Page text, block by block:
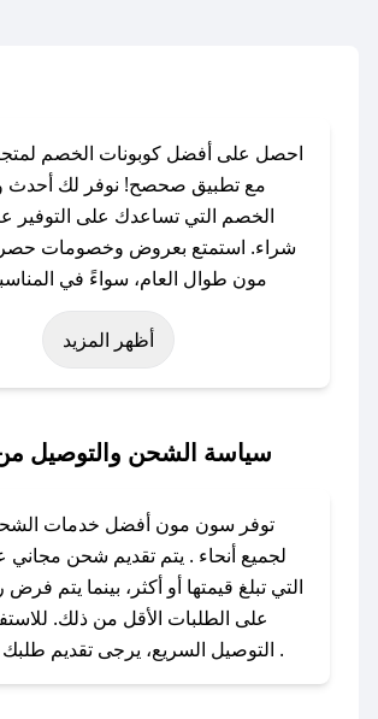
احصل على أفضل كوبونات الخصم
مع تطبيق صحصح! نوفر لك أحدث
الخصم التي تساعدك على التوفير
شراء. استمتع بعروض وخصومات
مون طوال العام، سواءً في
الفطر، عيد الأضحى، الجمعة البيضاء
رمضان، اليوم الوطني، يوم التأسيس،
باستخدام تطبيق صحصح، يمكنك
تواصل معنا عبر تويتر أو البريد
أظهر المزيد
سياسة الشحن والتوصيل
توفر سون مون أفضل خدمات
لجميع أنحاء . يتم تقديم شحن مجاني
التي تبلغ قيمتها أو أكثر، بينما يتم
على الطلبات الأقل من ذلك.
التوصيل السريع، يرجى تقديم طلبك قبل الساعة .